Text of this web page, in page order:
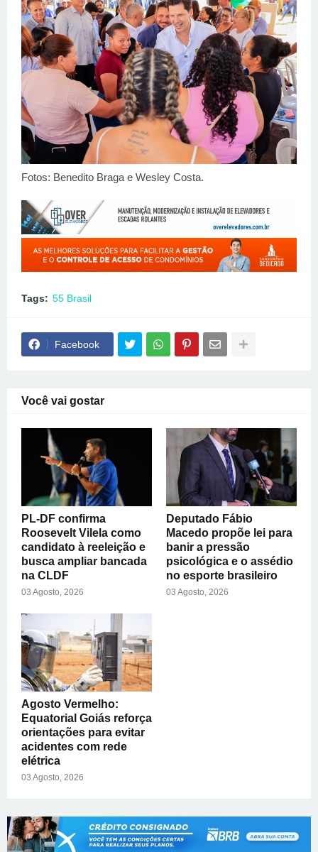
Fotos: Benedito Braga e Wesley Costa.
Tags: 55 Brasil
Facebook
Você vai gostar
PL-DF confirma
Roosevelt Vilela como
candidato à reeleição e
busca ampliar bancada
na CLDF
03 Agosto, 2026
Deputado Fábio
Macedo propõe lei para
banir a pressão
psicológica e o assédio
no esporte brasileiro
03 Agosto, 2026
Agosto Vermelho:
Equatorial Goiás reforça
orientações para evitar
acidentes com rede
elétrica
03 Agosto, 2026